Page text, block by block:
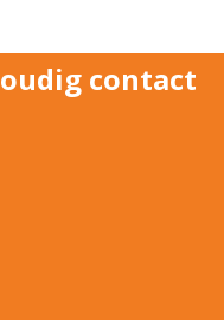
contact